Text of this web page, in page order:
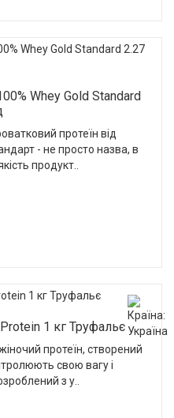
Whey Gold Standard
протеїн від
- не просто назва, в
продукт..
1 кг Труфальє
протеїн, створений
свою вагу і
з у..